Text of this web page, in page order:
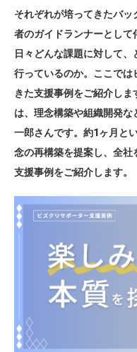
それぞれが培ってきたバ
者のガイドランナーとして
日々どんな課題に対して
行っているのか。ここで
きた支援事例をご紹介し
は、理念構築や組織開発
一郎さんです。約1ヶ月と
念の再構築を提案し、全社
支援事例をご紹介します。